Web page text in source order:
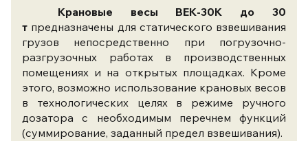
Крановые весы ВЕК-30К до 30
т предназначены для статического взвешивания
грузов непосредственно при погрузочно-
разгрузочных работах в производственных
помещениях и на открытых площадках. Кроме
этого, возможно использование крановых весов
в технологических целях в режиме ручного
дозатора с необходимым перечнем функций
(суммирование, заданный предел взвешивания).